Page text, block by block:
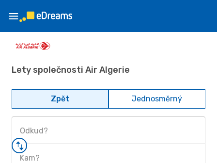
Lety společnosti Air Algerie
Zpět Jednosměrný
Odkud?
Kam?